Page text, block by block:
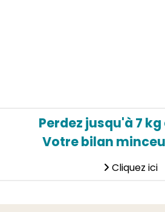
Perdez jusqu'à 7 kg
Votre bilan
Cliquez ici